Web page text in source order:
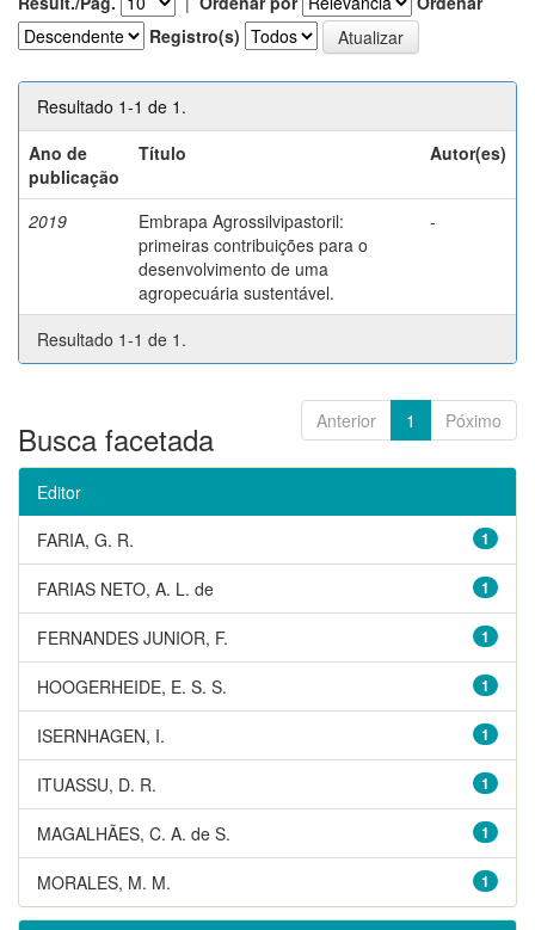
Registro(s)
Resultado 1-1 de 1.
Ano de
publicação
Título Autor(es)
2019
Embrapa Agrossilvipastoril:
primeiras contribuições para o
desenvolvimento de uma
agropecuária sustentável.
-
Resultado 1-1 de 1.
Anterior 1 Póximo
Busca facetada
Editor
1
FARIA, G. R.
1
FARIAS NETO, A. L. de
1
FERNANDES JUNIOR, F.
1
HOOGERHEIDE, E. S. S.
1
ISERNHAGEN, I.
1
ITUASSU, D. R.
1
MAGALHÃES, C. A. de S.
1
MORALES, M. M.